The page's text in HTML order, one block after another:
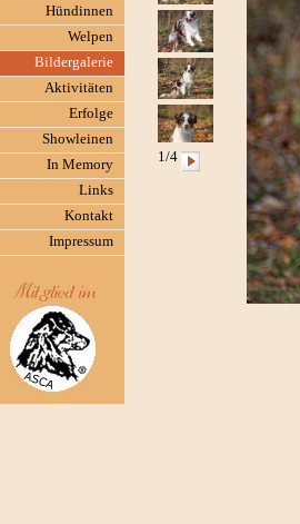
Hündinnen
Welpen
Bildergalerie
Aktivitäten
Erfolge
Showleinen
In Memory
Links
Kontakt
Impressum
1/4